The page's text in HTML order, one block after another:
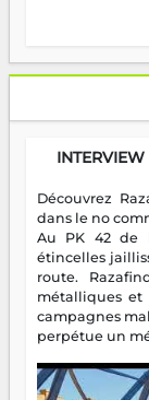
Découvrez
dans le no
Au PK 42 de
étincelles
route.
métalliques et
campagnes
perpétue un